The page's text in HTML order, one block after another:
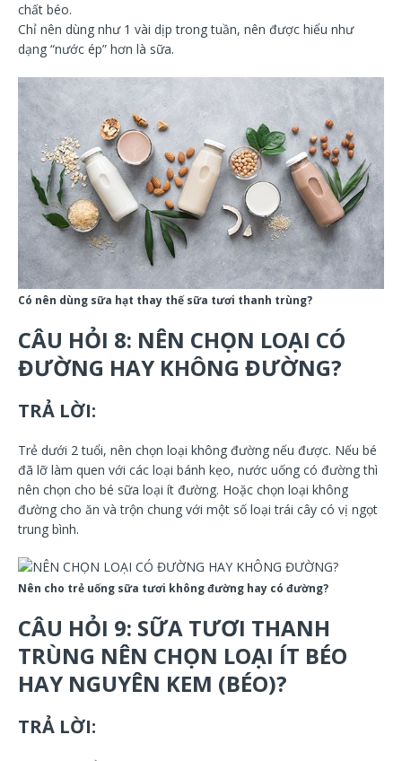
chất béo.
Chỉ nên dùng như 1 vài dịp trong tuần, nên được hiểu như
dạng “nước ép” hơn là sữa.
Có nên dùng sữa hạt thay thế sữa tươi thanh trùng?
CÂU HỎI 8: NÊN CHỌN LOẠI CÓ
ĐƯỜNG HAY KHÔNG ĐƯỜNG?
TRẢ LỜI:
Trẻ dưới 2 tuổi, nên chọn loại không đường nếu được. Nếu bé
đã lỡ làm quen với các loại bánh kẹo, nước uống có đường thì
nên chọn cho bé sữa loại ít đường. Hoặc chọn loại không
đường cho ăn và trộn chung với một số loại trái cây có vị ngọt
trung bình.
Nên cho trẻ uống sữa tươi không đường hay có đường?
CÂU HỎI 9: SỮA TƯƠI THANH
TRÙNG NÊN CHỌN LOẠI ÍT BÉO
HAY NGUYÊN KEM (BÉO)?
TRẢ LỜI: